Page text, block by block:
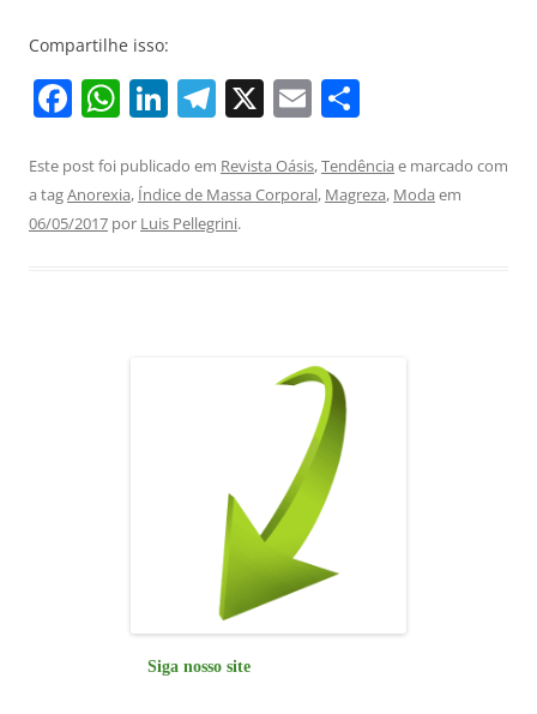
Compartilhe isso:
F
c
e
W
at
s
Li
k
e
T
e
gr
X E
ai
l
ar
e
Este post foi publicado em Revista Oásis,Tendência e marcado com
a tagAnorexia, Índice de Massa Corporal, Magreza, Moda em
06/05/2017 por Luis Pellegrini.
Siga nosso site